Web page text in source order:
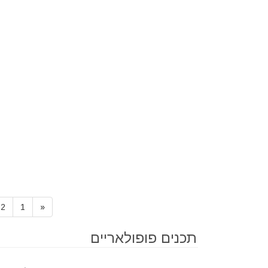
«
1
2
תכנים פופולאריים